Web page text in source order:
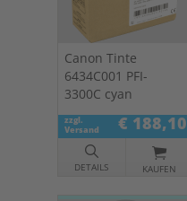
Canon Tinte
6434C001 PFI-
3300C cyan
zzgl.
Versand
€ 188,10
DETAILS KAUFEN